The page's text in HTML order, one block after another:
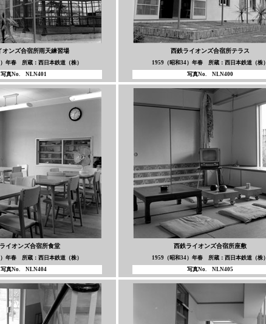
オンズ合宿所雨天練習場
年春 所蔵：西日本鉄道（株）
写真No. NLN401
西鉄ライオンズ合宿所テラス
1959（昭和34）年春 所蔵：西日本鉄道（株）
写真No. NLN400
イオンズ合宿所食堂
年春 所蔵：西日本鉄道（株）
写真No. NLN404
西鉄ライオンズ合宿所座敷
1959（昭和34）年春 所蔵：西日本鉄道（株）
写真No. NLN405